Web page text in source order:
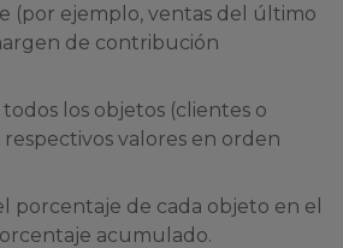
(por ejemplo, ventas del último
de contribución
todos los objetos (clientes o
valores en orden
porcentaje de cada objeto en el
acumulado.